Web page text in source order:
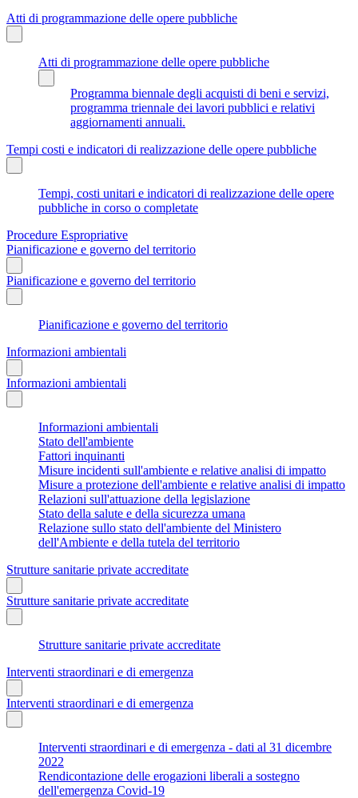
Atti di programmazione delle opere pubbliche
Atti di programmazione delle opere pubbliche
Programma biennale degli acquisti di beni e servizi,
programma triennale dei lavori pubblici e relativi
aggiornamenti annuali.
Tempi costi e indicatori di realizzazione delle opere pubbliche
Tempi, costi unitari e indicatori di realizzazione delle opere
pubbliche in corso o completate
Procedure Espropriative
Pianificazione e governo del territorio
Pianificazione e governo del territorio
Pianificazione e governo del territorio
Informazioni ambientali
Informazioni ambientali
Informazioni ambientali
Stato dell'ambiente
Fattori inquinanti
Misure incidenti sull'ambiente e relative analisi di impatto
Misure a protezione dell'ambiente e relative analisi di impatto
Relazioni sull'attuazione della legislazione
Stato della salute e della sicurezza umana
Relazione sullo stato dell'ambiente del Ministero
dell'Ambiente e della tutela del territorio
Strutture sanitarie private accreditate
Strutture sanitarie private accreditate
Strutture sanitarie private accreditate
Interventi straordinari e di emergenza
Interventi straordinari e di emergenza
Interventi straordinari e di emergenza - dati al 31 dicembre
2022
Rendicontazione delle erogazioni liberali a sostegno
dell'emergenza Covid-19